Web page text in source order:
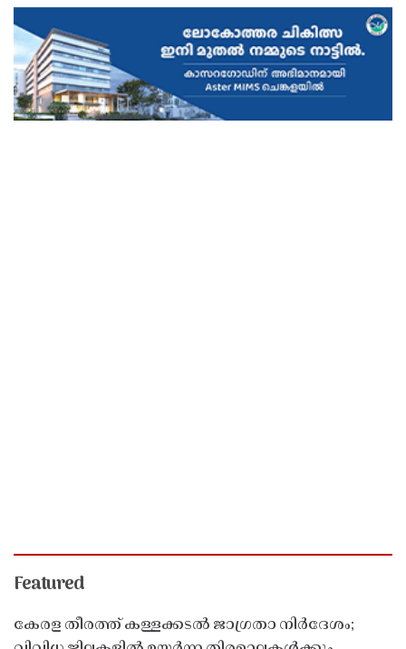
Featured
കേരള തീരത്ത് കള്ളക്കടൽ ജാഗ്രതാ നിർദേശം;